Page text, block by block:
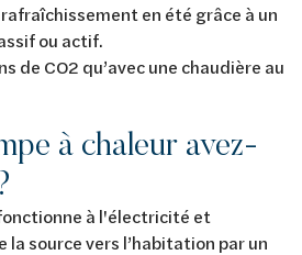
en été grâce à un
ou actif.
de CO2 qu’avec une chaudière au
à chaleur avez-
à l'électricité et
la source vers l’habitation par un